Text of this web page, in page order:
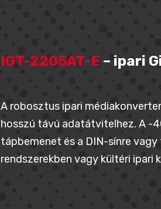
IGT-2205AT-E – ipari
A robosztus ipari
hosszú távú adatátvitelhez. A -
tápbemenet és a DIN-sínre
rendszerekben vagy kültéri ipari